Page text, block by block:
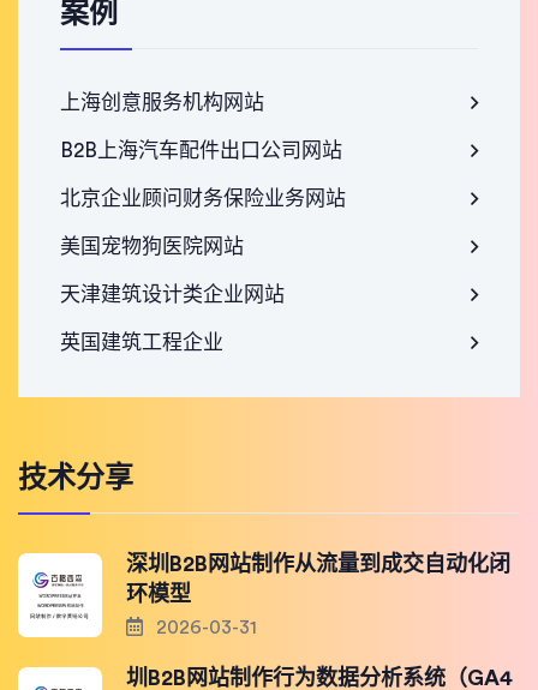
案例
上海创意服务机构网站
B2B上海汽车配件出口公司网站
北京企业顾问财务保险业务网站
美国宠物狗医院网站
天津建筑设计类企业网站
英国建筑工程企业
技术分享
深圳B2B网站制作从流量到成交自动化闭
环模型
2026-03-31
圳B2B网站制作行为数据分析系统（GA4